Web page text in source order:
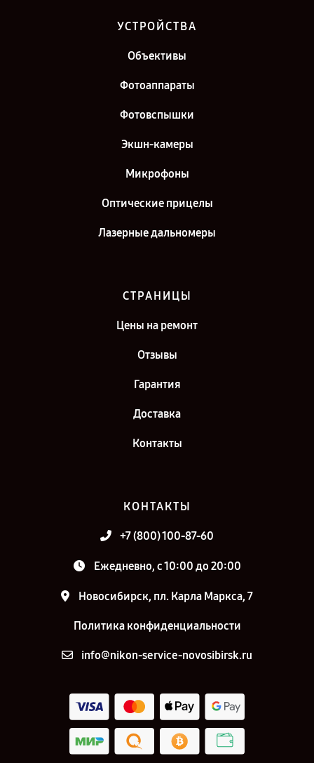
Zoom-Nikkor в г. Екатеринбург
Ремонт объектива Nikon AF-S DX 18-200mm F3.5-5.6 G VR II ED
Ремонт объектива Nikon AF-S DX 18-200mm F3.5-5.6 G VR II ED
Zoom-Nikkor в г. Санкт-Петербург
УСТРОЙСТВА
Объективы
Фотоаппараты
Фотовспышки
Экшн-камеры
Микрофоны
Оптические прицелы
Лазерные дальномеры
СТРАНИЦЫ
Цены на ремонт
Отзывы
Гарантия
Доставка
Контакты
КОНТАКТЫ
+7 (800) 100-87-60
Ежедневно, с 10:00 до 20:00
Новосибирск, пл. Карла Маркса, 7
Политика конфиденциальности
info@nikon-service-novosibirsk.ru